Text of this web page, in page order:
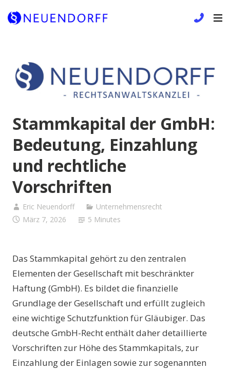
content
Stammkapital der GmbH:
Bedeutung, Einzahlung
und rechtliche
Vorschriften
Eric Neuendorff
Unternehmensrecht
März 7, 2026
5 Minutes
Das Stammkapital gehört zu den zentralen
Elementen der Gesellschaft mit beschränkter
Haftung (GmbH). Es bildet die finanzielle
Grundlage der Gesellschaft und erfüllt zugleich
eine wichtige Schutzfunktion für Gläubiger. Das
deutsche GmbH-Recht enthält daher detaillierte
Vorschriften zur Höhe des Stammkapitals, zur
Einzahlung der Einlagen sowie zur sogenannten